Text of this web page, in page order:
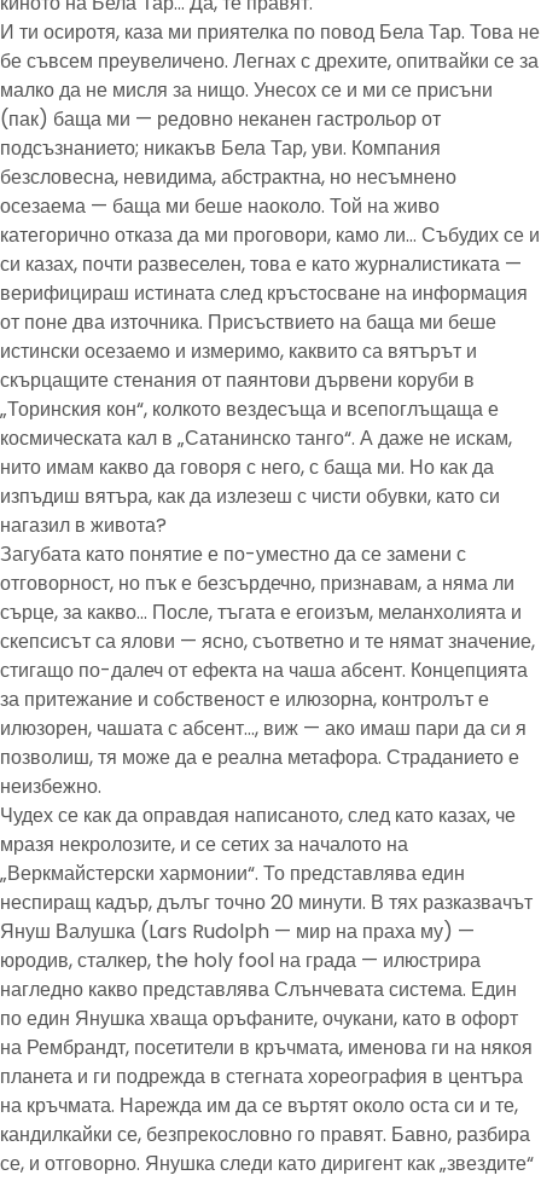
И ти осиротя, каза ми приятелка по повод Бела Тар. Това не
бе съвсем преувеличено. Легнах с дрехите, опитвайки се за
малко да не мисля за нищо. Унесох се и ми се присъни
(пак) баща ми — редовно неканен гастрольор от
подсъзнанието; никакъв Бела Тар, уви. Компания
безсловесна, невидима, абстрактна, но несъмнено
осезаема — баща ми беше наоколо. Той на живо
категорично отказа да ми проговори, камо ли… Събудих се и
си казах, почти развеселен, това е като журналистиката —
верифицираш истината след кръстосване на информация
от поне два източника. Присъствието на баща ми беше
истински осезаемо и измеримо, каквито са вятърът и
скърцащите стенания от паянтови дървени коруби в
„Торинския кон“, колкото вездесъща и всепоглъщаща е
космическата кал в „Сатанинско танго“. А даже не искам,
нито имам какво да говоря с него, с баща ми. Но как да
изпъдиш вятъра, как да излезеш с чисти обувки, като си
нагазил в живота?
Загубата като понятие е по-уместно да се замени с
отговорност, но пък е безсърдечно, признавам, а няма ли
сърце, за какво… После, тъгата е егоизъм, меланхолията и
скепсисът са ялови — ясно, съответно и те нямат значение,
стигащо по-далеч от ефекта на чаша абсент. Концепцията
за притежание и собственост е илюзорна, контролът е
илюзорен, чашата с абсент…, виж — ако имаш пари да си я
позволиш, тя може да е реална метафора. Страданието е
неизбежно.
Чудех се как да оправдая написаното, след като казах, че
мразя некролозите, и се сетих за началото на
„Веркмайстерски хармонии“. То представлява един
неспиращ кадър, дълъг точно 20 минути. В тях разказвачът
Януш Валушка (Lars Rudolph — мир на праха му) —
юродив, сталкер, the holy fool на града — илюстрира
нагледно какво представлява Слънчевата система. Един
по един Янушка хваща оръфаните, очукани, като в офорт
на Рембрандт, посетители в кръчмата, именова ги на някоя
планета и ги подрежда в стегната хореография в центъра
на кръчмата. Нарежда им да се въртят около оста си и те,
кандилкайки се, безпрекословно го правят. Бавно, разбира
се, и отговорно. Янушка следи като диригент как „звездите“